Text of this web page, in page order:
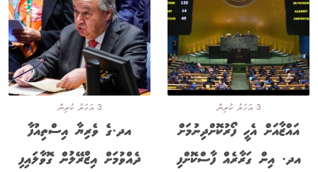
3 އަހަރު ކުރިން
އައްޒާއަށް އެހީ ފޯރުކޮށްދިނުމަށް
އދ. އިން ގަރާރެއް ފާސްކޮށްފި
3 އަހަރު ކުރިން
އދ.ގެ ވެރިޔާ އިސްތިއުފާ
ދެއްވުމަށް އިޒްރޭލުން ގޮވާލައިފި